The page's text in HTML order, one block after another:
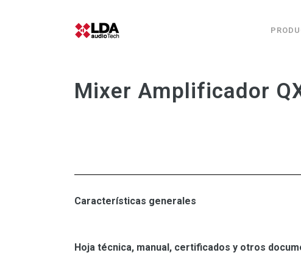
Mixer Amplificador
Características generales
Hoja técnica, manual, certificados y otros